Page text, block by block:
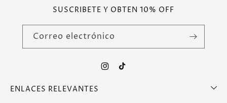
SUSCRIBETE Y OBTEN 10% OFF
Correo electrónico
Instagram
TikTok
ENLACES RELEVANTES